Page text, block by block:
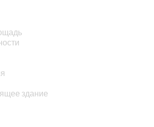
здание